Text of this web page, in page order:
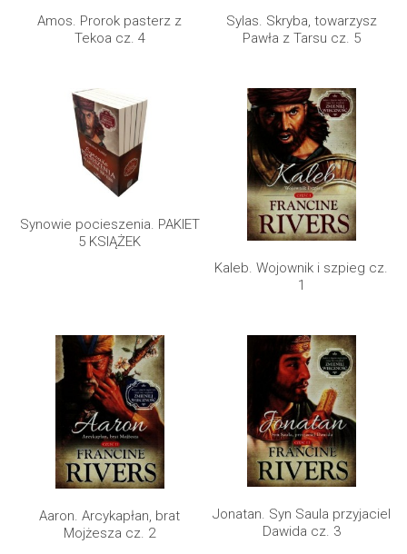
Amos. Prorok pasterz z
Tekoa cz. 4
Sylas. Skryba, towarzysz
Pawła z Tarsu cz. 5
Synowie pocieszenia. PAKIET
5 KSIĄŻEK
Kaleb. Wojownik i szpieg cz.
1
Aaron. Arcykapłan, brat
Mojżesza cz. 2
Jonatan. Syn Saula przyjaciel
Dawida cz. 3